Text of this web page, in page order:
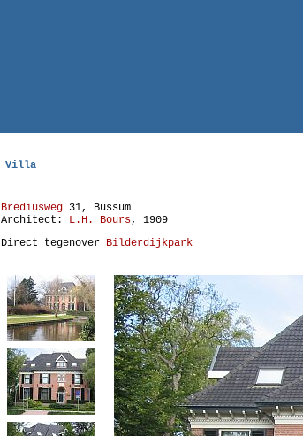
Villa
Brediusweg 31, Bussum
Architect: L.H. Bours, 1909
Direct tegenover Bilderdijkpark